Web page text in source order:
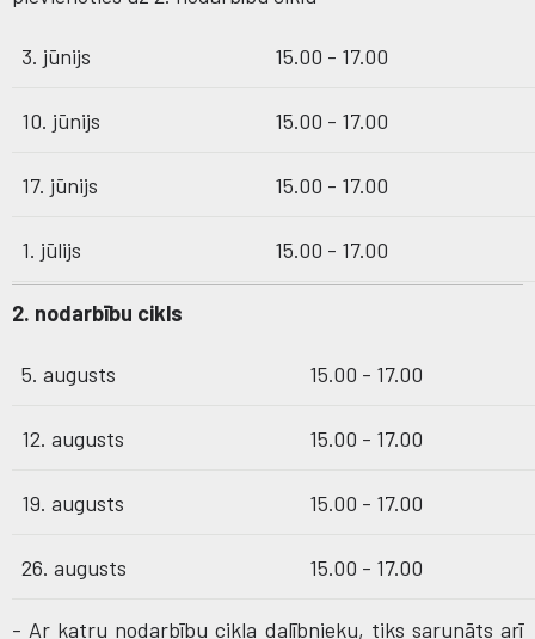
3. jūnijs 15.00 - 17.00
10. jūnijs 15.00 - 17.00
17. jūnijs 15.00 - 17.00
1. jūlijs 15.00 - 17.00
2. nodarbību cikls
5. augusts 15.00 - 17.00
12. augusts 15.00 - 17.00
19. augusts 15.00 - 17.00
26. augusts 15.00 - 17.00
- Ar katru nodarbību cikla dalībnieku, tiks sarunāts arī